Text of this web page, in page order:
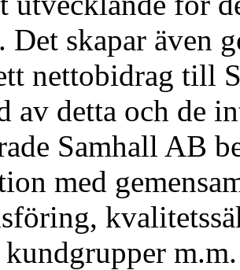
Det skapar även
nettobidrag till
av detta och de
Samhall AB
med
m.m.